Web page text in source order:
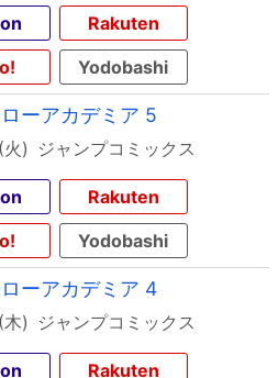
Rakuten
Yodobashi
ーアカデミア 5
) ジャンプコミックス
Rakuten
Yodobashi
ーアカデミア 4
) ジャンプコミックス
Rakuten